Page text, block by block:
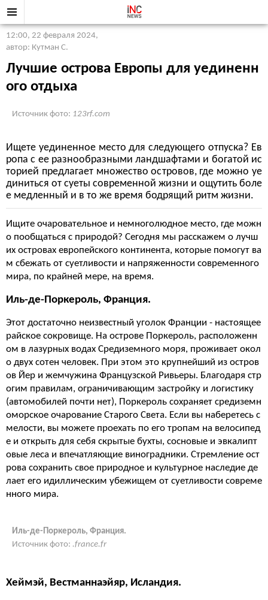
12:00, 22 февраля 2024,
автор: Кутман С.
Лучшие острова Европы для уединенн
ого отдыха
Источник фото: 123rf.com
Ищете уединенное место для следующего отпуска? Ев
ропа с ее разнообразными ландшафтами и богатой ис
торией предлагает множество островов, где можно уе
диниться от суеты современной жизни и ощутить боле
е медленный и в то же время бодрящий ритм жизни.
Ищите очаровательное и немноголюдное место, где можн
о пообщаться с природой? Сегодня мы расскажем о лучш
их островах европейского континента, которые помогут ва
м сбежать от суетливости и напряженности современного
мира, по крайней мере, на время.
Иль-де-Поркероль, Франция.
Этот достаточно неизвестный уголок Франции - настоящее
райское сокровище. На острове Поркероль, расположенн
ом в лазурных водах Средиземного моря, проживает окол
о двух сотен человек. При этом это крупнейший из остров
ов Йер и жемчужина Французской Ривьеры. Благодаря стр
огим правилам, ограничивающим застройку и логистику
(автомобилей почти нет), Поркероль сохраняет средиземн
оморское очарование Старого Света. Если вы наберетесь с
мелости, вы можете проехать по его тропам на велосипед
е и открыть для себя скрытые бухты, сосновые и эвкалипт
овые леса и впечатляющие виноградники. Стремление ост
рова сохранить свое природное и культурное наследие де
лает его идиллическим убежищем от суетливости совреме
нного мира.
Иль-де-Поркероль, Франция.
Источник фото: .france.fr
Хеймэй, Вестманнаэйяр, Исландия.